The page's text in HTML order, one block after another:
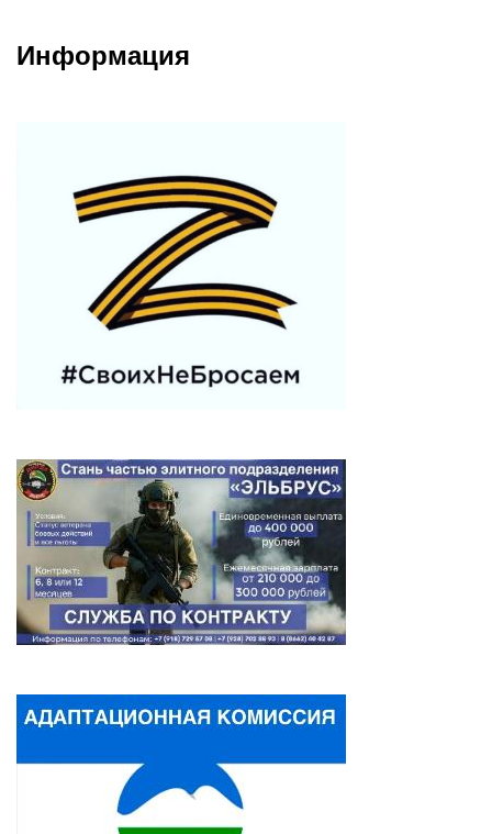
Информация